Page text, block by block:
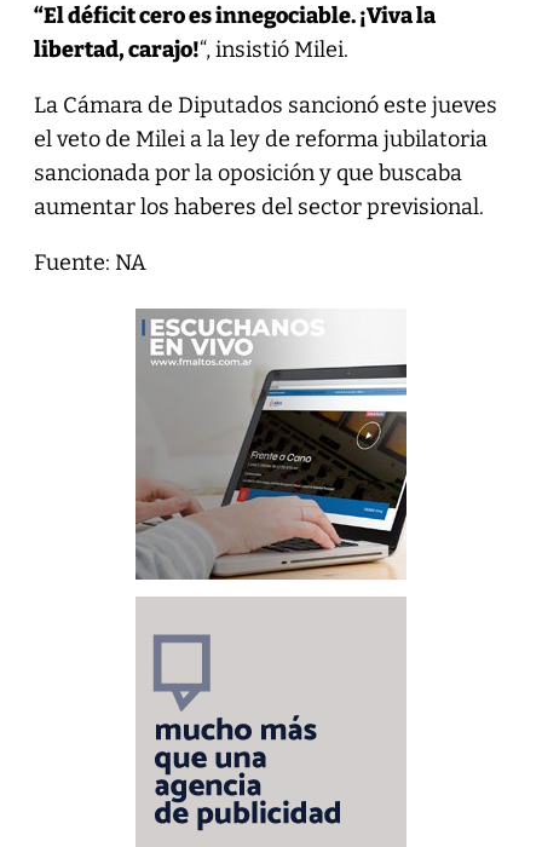
“El déficit cero es innegociable. ¡Viva la
libertad, carajo!“, insistió Milei.
La Cámara de Diputados sancionó este jueves
el veto de Milei a la ley de reforma jubilatoria
sancionada por la oposición y que buscaba
aumentar los haberes del sector previsional.
Fuente: NA